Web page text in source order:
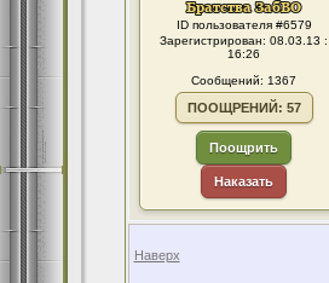
ID пользователя #6579
Зарегистрирован: 08.03.13 :
16:26
Сообщений: 1367
ПООЩРЕНИЙ: 57
Поощрить
Наказать
Наверх